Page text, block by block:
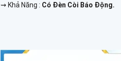
️⇝ Khả Năng : Có Đèn Còi Báo Động.